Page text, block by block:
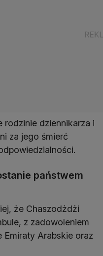
rodzinie dziennikarza i
za jego śmierć
państwem
że Chaszodżdżi
z zadowoleniem
Emiraty Arabskie oraz